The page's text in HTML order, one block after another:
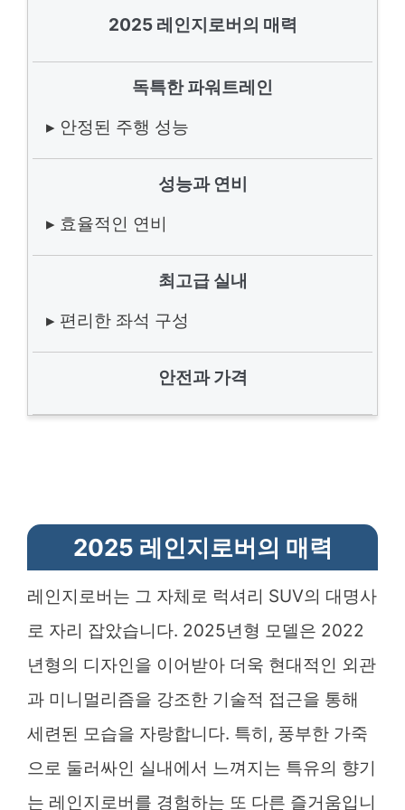
2025 레인지로버의 매력
독특한 파워트레인
▸ 안정된 주행 성능
성능과 연비
▸ 효율적인 연비
최고급 실내
▸ 편리한 좌석 구성
안전과 가격
2025 레인지로버의 매력
레인지로버는 그 자체로 럭셔리 SUV의 대명사
로 자리 잡았습니다. 2025년형 모델은 2022
년형의 디자인을 이어받아 더욱 현대적인 외관
과 미니멀리즘을 강조한 기술적 접근을 통해
세련된 모습을 자랑합니다. 특히, 풍부한 가죽
으로 둘러싸인 실내에서 느껴지는 특유의 향기
는 레인지로버를 경험하는 또 다른 즐거움입니